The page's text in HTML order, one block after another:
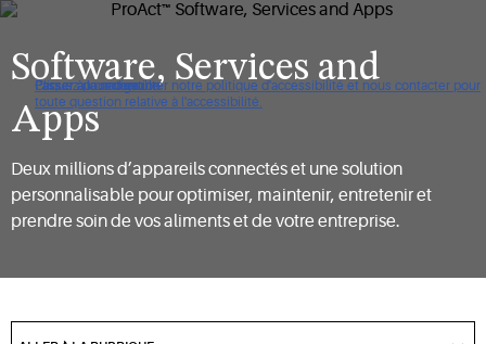
Cliquez pour consulter notre politique d'accessibilité et nous contacter pour
toute question relative à l'accessibilité.
Passer à la navigation
Passer au contenu
Passer à la recherche
Software, Services and
Apps
Deux millions d’appareils connectés et une solution
personnalisable pour optimiser, maintenir, entretenir et
prendre soin de vos aliments et de votre entreprise.